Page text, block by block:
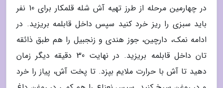
در چهارمین مرحله از طرز تهیه آش شله قلمکار برای 10 نفر
باید سبزی را ریز خرد کنید سپس داخل قابلمه بریزید. در
ادامه نمک، دارچین، جوز هندی و زنجبیل را هم طبق ذائقه
تان داخل قابلمه بریزید. در نهایت 30 دقیقه دیگر زمان
دهید تا آش با حرارت ملایم بپزد. تا پخت آش، پیاز را خرد